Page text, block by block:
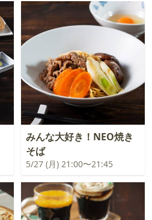
みんな大好き！NEO焼き
そば
5/27 (月) 21:00〜21:45